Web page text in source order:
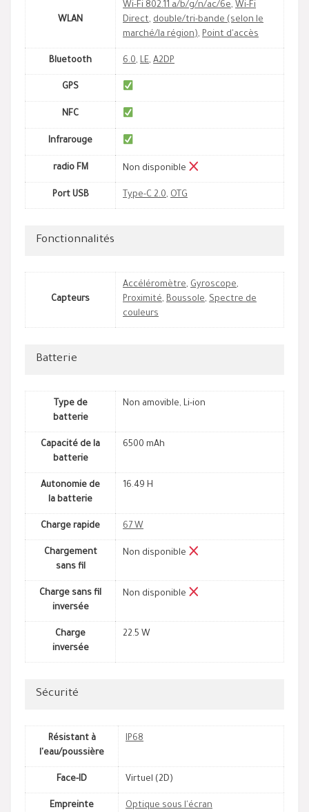
WLAN
Wi-Fi 802.11 a/b/g/n/ac/6e, Wi-Fi
Direct, double/tri-bande (selon le
marché/la région), Point d'accès
Bluetooth 6.0, LE, A2DP
GPS
NFC
Infrarouge
radio FM Non disponible
Port USB Type-C 2.0, OTG
Fonctionnalités
Capteurs
Accéléromètre, Gyroscope,
Proximité, Boussole, Spectre de
couleurs
Batterie
Type de
batterie
Non amovible, Li-ion
Capacité de la
batterie
6500 mAh
Autonomie de
la batterie
16.49 H
Charge rapide 67 W
Chargement
sans fil
Non disponible
Charge sans fil
inversée
Non disponible
Charge
inversée
22.5 W
Sécurité
Résistant à
l'eau/poussière
IP68
Face-ID Virtuel (2D)
Empreinte
Optique sous l'écran